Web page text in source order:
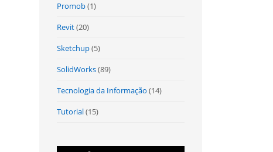
Promob(1)
Revit(20)
Sketchup(5)
SolidWorks(89)
Tecnologia da Informação (14)
Tutorial(15)